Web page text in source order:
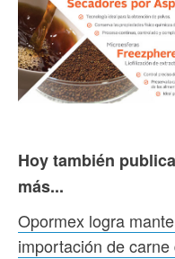
Hoy también
más...
Opormex logra
importación de